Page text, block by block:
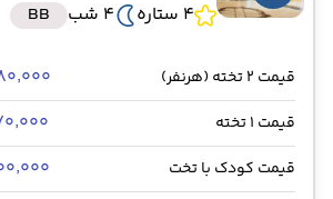
4 ستاره
4 شب BB
قیمت 2 تخته (هرنفر)
قیمت 1 تخته
قیمت کودک با تخت